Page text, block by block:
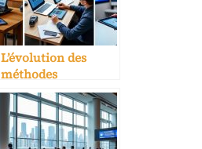
L’évolution des
méthodes
pédagogiques en
hôtellerie